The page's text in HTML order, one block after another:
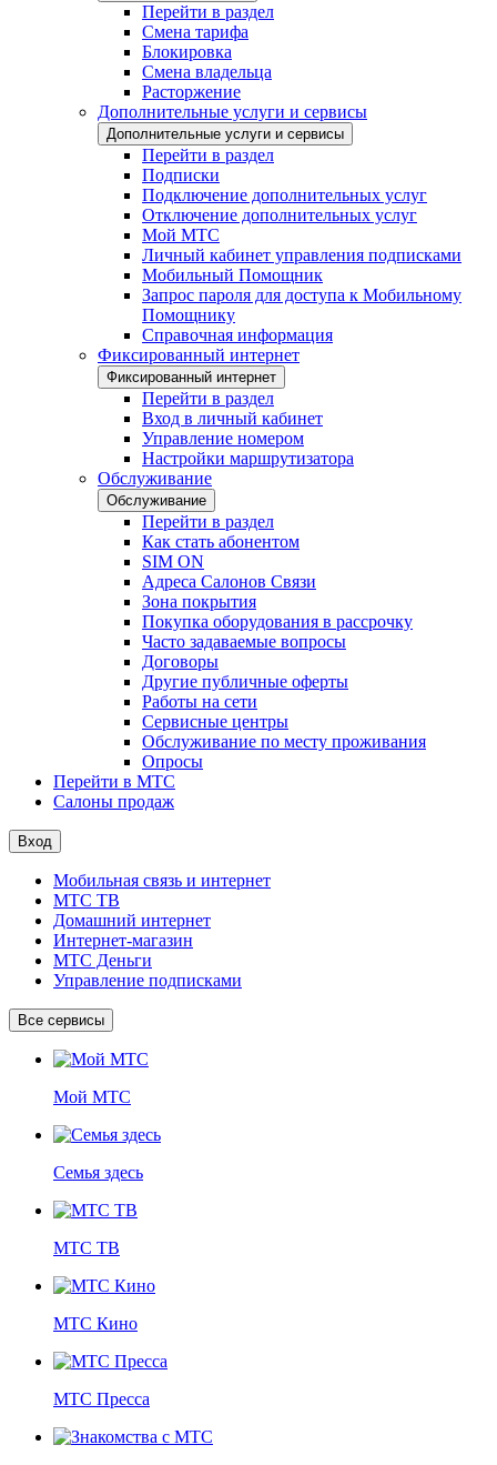
Перейти в раздел
Смена тарифа
Блокировка
Смена владельца
Расторжение
Дополнительные услуги и сервисы
Дополнительные услуги и сервисы
Перейти в раздел
Подписки
Подключение дополнительных услуг
Отключение дополнительных услуг
Мой МТС
Личный кабинет управления подписками
Мобильный Помощник
Запрос пароля для доступа к Мобильному
Помощнику
Справочная информация
Фиксированный интернет
Фиксированный интернет
Перейти в раздел
Вход в личный кабинет
Управление номером
Настройки маршрутизатора
Обслуживание
Обслуживание
Перейти в раздел
Как стать абонентом
SIM ON
Адреса Салонов Связи
Зона покрытия
Покупка оборудования в рассрочку
Часто задаваемые вопросы
Договоры
Другие публичные оферты
Работы на сети
Сервисные центры
Обслуживание по месту проживания
Опросы
Перейти в МТС
Салоны продаж
Вход
Мобильная связь и интернет
МТС ТВ
Домашний интернет
Интернет-магазин
МТС Деньги
Управление подписками
Все сервисы
Мой МТС
Семья здесь
МТС ТВ
МТС Кино
МТС Пресса